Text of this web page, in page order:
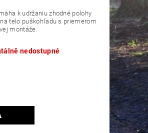
k udržaniu zhodné polohy
telo puškohľadu s priemerom
montáže.
nedostupné